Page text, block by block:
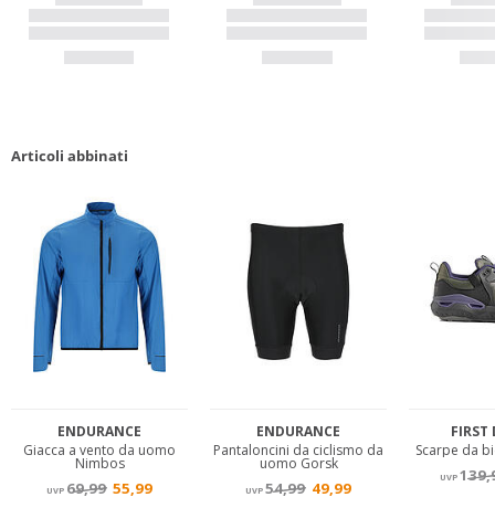
Articoli abbinati